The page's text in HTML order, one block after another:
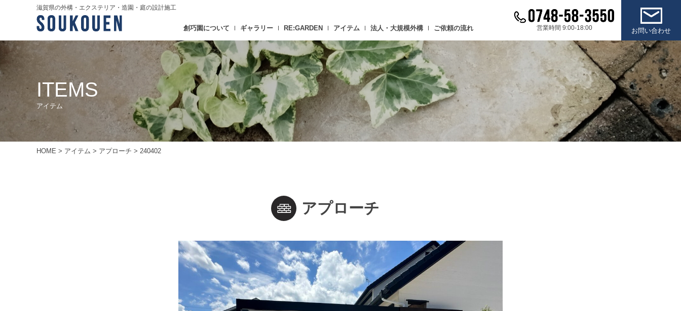
滋賀県の外構・エクステリア・造園・庭の設計施工
創巧園について ギャラリー RE:GARDEN アイテム 法人・大規模外構 ご依頼の流れ 営業時間 9:00-18:00 お問い合わせ
ITEMS
アイテム
HOME > アイテム > アプローチ > 240402
アプローチ